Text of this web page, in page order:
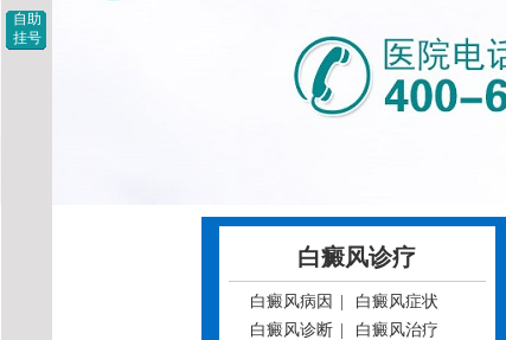
白癜风诊疗
白癜风病因
白癜风症状
白癜风诊断
白癜风治疗
自助
挂号